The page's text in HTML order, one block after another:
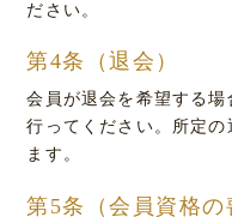
ださい。
第4条（退会）
会員が退会を希望する
行ってください。所定の
ます。
第5条（会員資格の